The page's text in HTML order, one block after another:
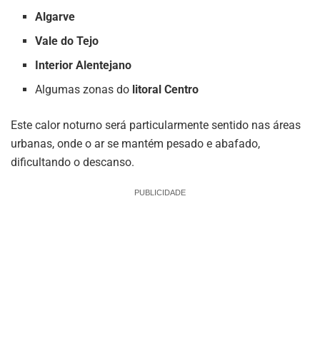
Algarve
Vale do Tejo
Interior Alentejano
Algumas zonas do litoral Centro
Este calor noturno será particularmente sentido nas áreas
urbanas, onde o ar se mantém pesado e abafado,
dificultando o descanso.
PUBLICIDADE